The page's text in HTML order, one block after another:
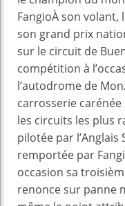
FangioÀ son
son grand prix
sur le circuit de
compétition à
l’autodrome de
carrosserie
les circuits les plus
pilotée par l’Anglais
remportée par
occasion sa
renonce sur panne